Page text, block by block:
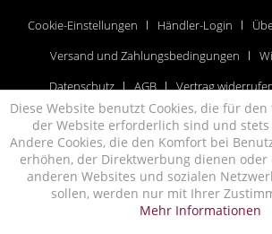
Cookie-Einstellungen Händler-Login
Versand und Zahlungsbedingungen
Datenschutz
AGB Vertrag
Diese Website benutzt Cookies, die für
der Website erforderlich sind und
Andere Cookies, die den Komfort bei
erhöhen, der Direktwerbung dienen
anderen Websites und sozialen
sollen, werden nur mit Ihrer
Mehr Informationen